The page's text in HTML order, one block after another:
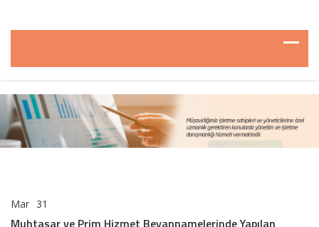
Mar 31
Muhtasar ve Prim Hizmet Beyannamelerinde Yapılan